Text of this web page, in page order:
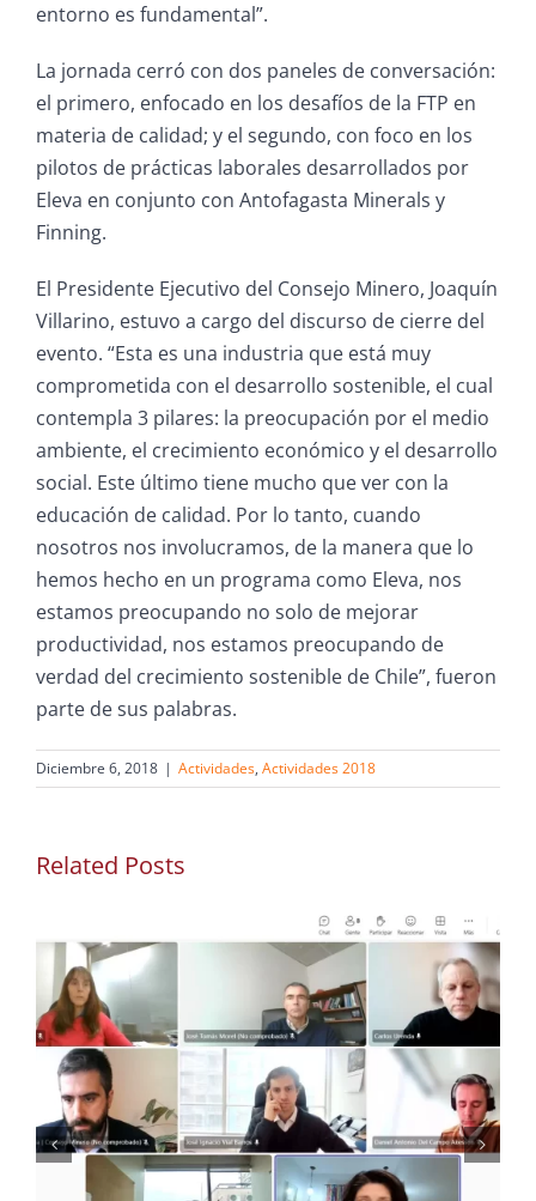
entorno es fundamental”.
La jornada cerró con dos paneles de conversación:
el primero, enfocado en los desafíos de la FTP en
materia de calidad; y el segundo, con foco en los
pilotos de prácticas laborales desarrollados por
Eleva en conjunto con Antofagasta Minerals y
Finning.
El Presidente Ejecutivo del Consejo Minero, Joaquín
Villarino, estuvo a cargo del discurso de cierre del
evento. “Esta es una industria que está muy
comprometida con el desarrollo sostenible, el cual
contempla 3 pilares: la preocupación por el medio
ambiente, el crecimiento económico y el desarrollo
social. Este último tiene mucho que ver con la
educación de calidad. Por lo tanto, cuando
nosotros nos involucramos, de la manera que lo
hemos hecho en un programa como Eleva, nos
estamos preocupando no solo de mejorar
productividad, nos estamos preocupando de
verdad del crecimiento sostenible de Chile”, fueron
parte de sus palabras.
Diciembre 6, 2018 | Actividades, Actividades 2018
Related Posts